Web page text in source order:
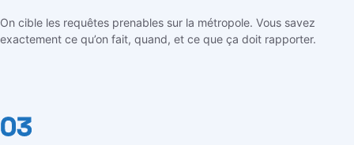
On cible les requêtes prenables sur la métropole. Vous savez
exactement ce qu’on fait, quand, et ce que ça doit rapporter.
03